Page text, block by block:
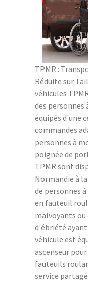
TPMR :
Réduite sur
véhicules
des
équipés d'une
commandes
personnes à
poignée de
TPMR sont
Normandie à
de personnes
en fauteuil
malvoyants
d'ébriété ayant
véhicule est
ascenseur
fauteuils
service